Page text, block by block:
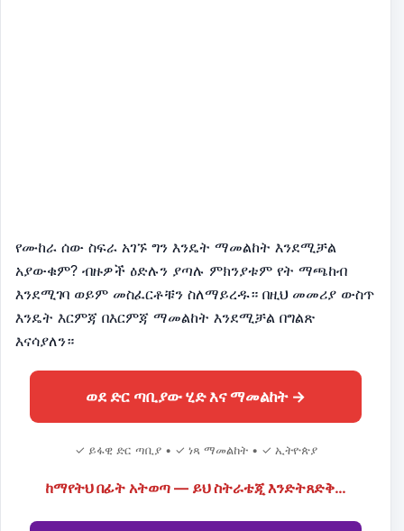
የሙከራ ሰው ስፍራ አገኙ ግን እንዴት ማመልከት እንደሚቻል
አያውቁም? ብዙዎች ዕድሉን ያጣሉ ምክንያቱም የት ማጫከብ
እንደሚገባ ወይም መስፈርቶቹን ስለማይረዱ። በዚህ መመሪያ ውስጥ
እንዴት እርምጃ በእርምጃ ማመልከት እንደሚቻል በግልጽ
እናሳያለን።
ወደ ድር ጣቢያው ሂድ እና ማመልከት →
✓ ይፋዊ ድር ጣቢያ • ✓ ነጻ ማመልከት • ✓ ኢትዮጵያ
ከማየትህ በፊት አትወጣ — ይህ ስትራቴጂ እንድትጸድቅ…